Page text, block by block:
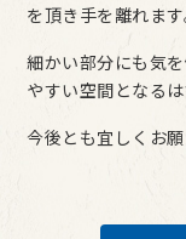
を頂き手を離れます
細かい部分にも気
やすい空間となるは
今後とも宜しくお願